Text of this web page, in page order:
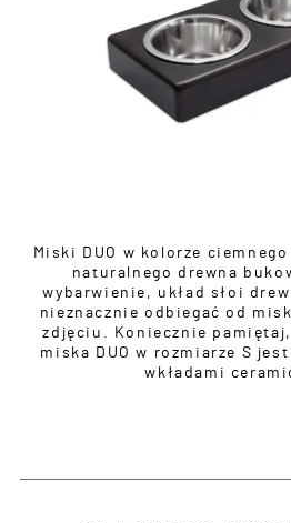
Miski DUO w kolorze
naturalnego drewna
wybarwienie, układ słoi
nieznacznie odbiegać od
zdjęciu. Koniecznie
miska DUO w rozmiarze S
wkładami